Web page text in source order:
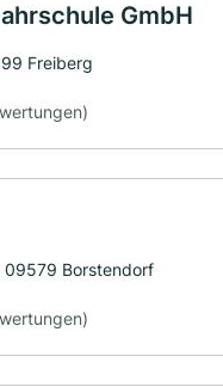
GmbH
Freiberg
09579 Borstendorf